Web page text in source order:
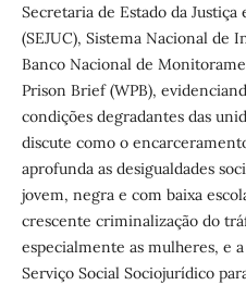
Secretaria de Estado da Justiça
(SEJUC), Sistema Nacional de
Banco Nacional de
Prison Brief (WPB),
condições degradantes das
discute como o
aprofunda as desigualdades
jovem, negra e com baixa
crescente criminalização do
especialmente as mulheres, e
Serviço Social Sociojurídico